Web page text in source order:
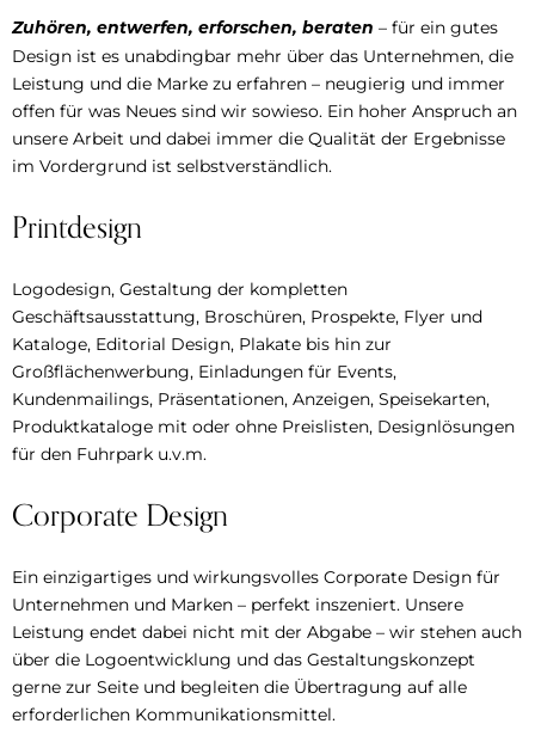
Zuhören, entwerfen, erforschen, beraten – für ein gutes
Design ist es unabdingbar mehr über das Unternehmen, die
Leistung und die Marke zu erfahren – neugierig und immer
offen für was Neues sind wir sowieso. Ein hoher Anspruch an
unsere Arbeit und dabei immer die Qualität der Ergebnisse
im Vordergrund ist selbstverständlich.
Printdesign
Logodesign, Gestaltung der kompletten
Geschäftsausstattung, Broschüren, Prospekte, Flyer und
Kataloge, Editorial Design, Plakate bis hin zur
Großflächenwerbung, Einladungen für Events,
Kundenmailings, Präsentationen, Anzeigen, Speisekarten,
Produktkataloge mit oder ohne Preislisten, Designlösungen
für den Fuhrpark u.v.m.
Corporate Design
Ein einzigartiges und wirkungsvolles Corporate Design für
Unternehmen und Marken – perfekt inszeniert. Unsere
Leistung endet dabei nicht mit der Abgabe – wir stehen auch
über die Logoentwicklung und das Gestaltungskonzept
gerne zur Seite und begleiten die Übertragung auf alle
erforderlichen Kommunikationsmittel.